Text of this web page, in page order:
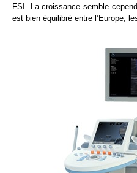
FSI. La croissance semble
est bien équilibré entre l’Europe,